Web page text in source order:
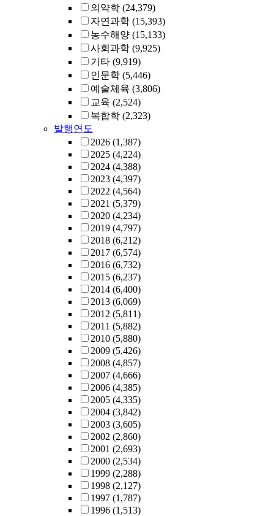
의약학 (24,379)
자연과학 (15,393)
농수해양 (15,133)
사회과학 (9,925)
기타 (9,919)
인문학 (5,446)
예술체육 (3,806)
교육 (2,524)
복합학 (2,323)
발행연도
2026 (1,387)
2025 (4,224)
2024 (4,388)
2023 (4,397)
2022 (4,564)
2021 (5,379)
2020 (4,234)
2019 (4,797)
2018 (6,212)
2017 (6,574)
2016 (6,732)
2015 (6,237)
2014 (6,400)
2013 (6,069)
2012 (5,811)
2011 (5,882)
2010 (5,880)
2009 (5,426)
2008 (4,857)
2007 (4,666)
2006 (4,385)
2005 (4,335)
2004 (3,842)
2003 (3,605)
2002 (2,860)
2001 (2,693)
2000 (2,534)
1999 (2,288)
1998 (2,127)
1997 (1,787)
1996 (1,513)